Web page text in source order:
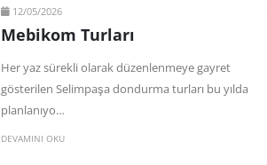
12/05/2026
Mebikom Turları
Her yaz sürekli olarak düzenlenmeye gayret
gösterilen Selimpaşa dondurma turları bu yılda
planlanıyo…
DEVAMINI OKU